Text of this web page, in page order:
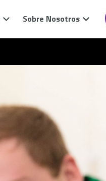
Sobre Nosotros